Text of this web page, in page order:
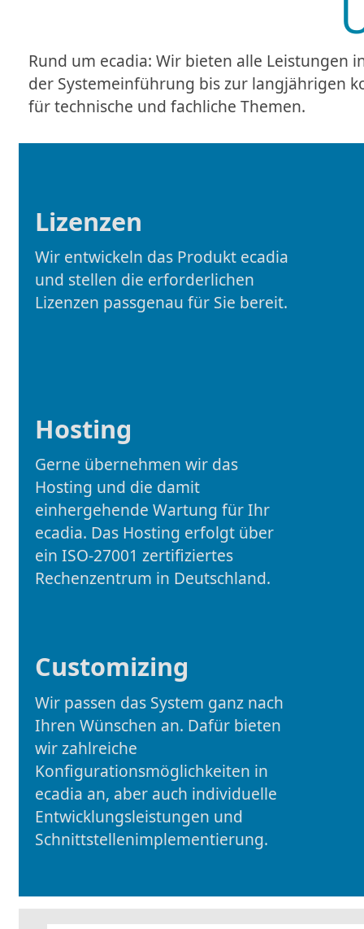
der Systemeinführung bis zur langjährigen
für technische und fachliche Themen.
Lizenzen
Wir entwickeln das Produkt ecadia
und stellen die erforderlichen
Lizenzen passgenau für Sie bereit.
Gerne übernehmen wir das
Hosting und die damit
einhergehende Wartung für Ihr
ecadia. Das Hosting erfolgt über
ein ISO-27001 zertifiziertes
Rechenzentrum in Deutschland.
Customizing
Wir passen das System ganz nach
Ihren Wünschen an. Dafür bieten
wir zahlreiche
Konfigurationsmöglichkeiten in
ecadia an, aber auch individuelle
Entwicklungsleistungen und
Schnittstellenimplementierung.